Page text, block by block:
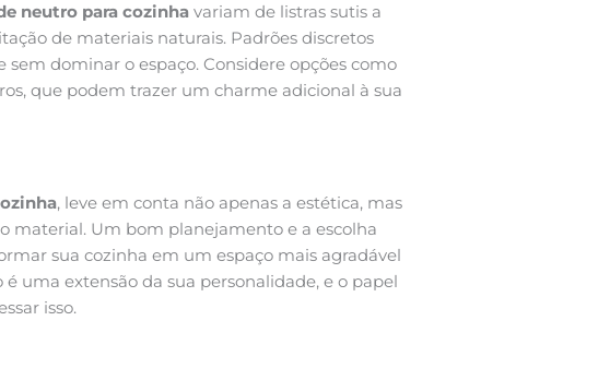
neutro para cozinha variam de listras sutis a
de materiais naturais. Padrões discretos
dominar o espaço. Considere opções como
que podem trazer um charme adicional à sua
, leve em conta não apenas a estética, mas
material. Um bom planejamento e a escolha
sua cozinha em um espaço mais agradável
uma extensão da sua personalidade, e o papel
isso.